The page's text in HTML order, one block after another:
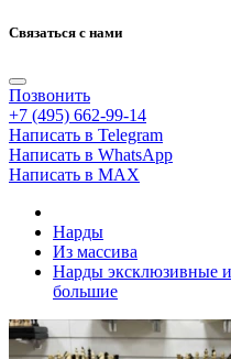
Связаться с нами
Позвонить
+7 (495) 662-99-14
Написать в Telegram
Написать в WhatsApp
Написать в MAX
Нарды
Из массива
Нарды эксклюзивные
большие